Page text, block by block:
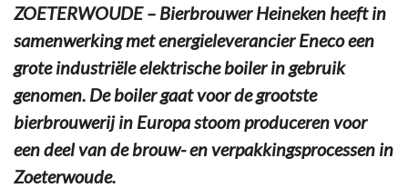
ZOETERWOUDE – Bierbrouwer Heineken heeft in
samenwerking met energieleverancier Eneco een
grote industriële elektrische boiler in gebruik
genomen. De boiler gaat voor de grootste
bierbrouwerij in Europa stoom produceren voor
een deel van de brouw- en verpakkingsprocessen in
Zoeterwoude.